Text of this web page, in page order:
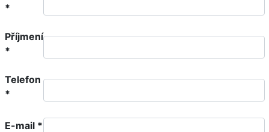
*
Příjmení
*
Telefon
*
E-mail *